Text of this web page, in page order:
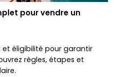
pour vendre un
et éligibilité pour garantir
règles, étapes et